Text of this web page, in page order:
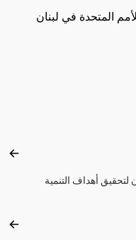
المتحدة في لبنان
عن
أهداف التنمية